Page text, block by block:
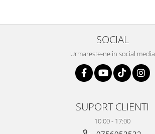
SOCIAL
Urmareste-ne in social media
SUPORT CLIENTI
10:00 - 17:00